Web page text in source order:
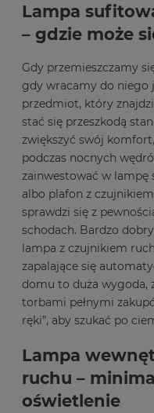
Lampa
– gdzie może
Gdy przemieszczamy
gdy wracamy do niego
przedmiot, który
stać się przeszkodą
zwiększyć swój
podczas nocnych
zainwestować w
albo plafon z
sprawdzi się z
schodach. Bardzo
lampa z czujnikiem
zapalające się
domu to duża wygoda,
torbami pełnymi
ręki”, aby szukać po
Lampa
ruchu –
oświetlenie